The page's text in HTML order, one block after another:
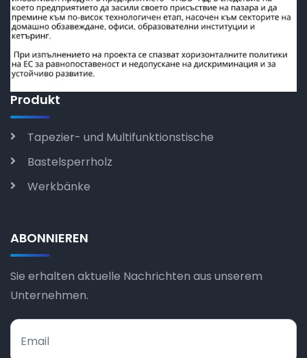
Produkt
Tapezier- und Multifunktionstische
Bastelsperrholz
Werkbänke
ABONNIEREN
Sie erhalten aktuelle Nachrichten aus unserem
Unternehmen.